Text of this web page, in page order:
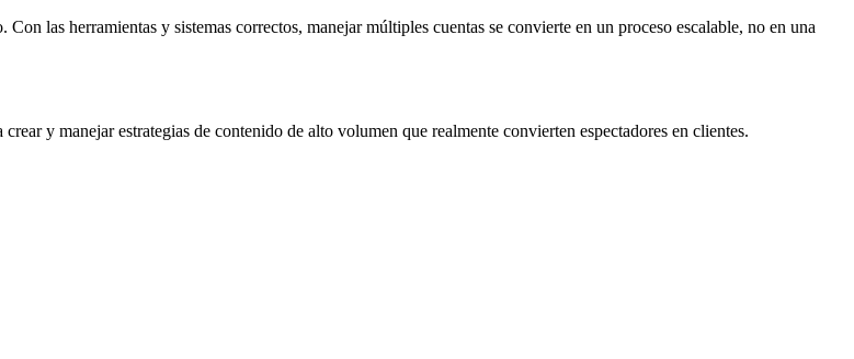
las herramientas y sistemas correctos, manejar múltiples cuentas se convierte en un proceso escalable, no en una
y manejar estrategias de contenido de alto volumen que realmente convierten espectadores en clientes.